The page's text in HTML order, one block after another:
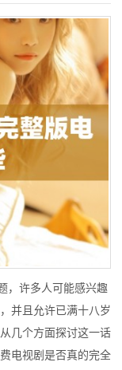
，许多人可能感兴趣
并且允许已满十八岁
几个方面探讨这一话
电视剧是否真的完全